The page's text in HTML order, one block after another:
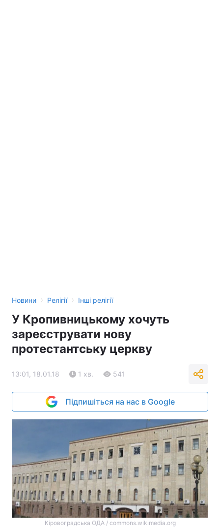
Новини › Релігії › Інші релігії
У Кропивницькому хочуть
зареєструвати нову
протестантську церкву
13:01, 18.01.18 1 хв. 541
Підпишіться на нас в Google
Кіровоградська ОДА / commons.wikimedia.org